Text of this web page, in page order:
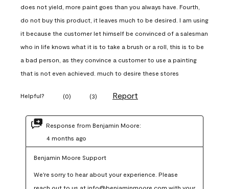
does not yield, more paint goes than you always have. Fourth,
do not buy this product, it leaves much to be desired. I am using
it because the customer let himself be convinced of a salesman
who in life knows what it is to take a brush or a roll, this is to be
a bad person, as they convince a customer to use a painting
that is not even achieved. much to desire these stores
Helpful? (0) (3) Report
Response from Benjamin Moore:
4 months ago
Benjamin Moore Support
We're sorry to hear about your experience. Please